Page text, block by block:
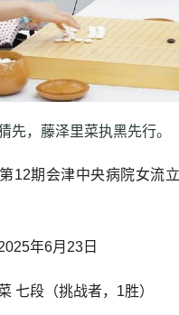
先，藤泽里菜执黑先行。
12期会津中央病院女流
年6月23日
七段（挑战者，1胜）